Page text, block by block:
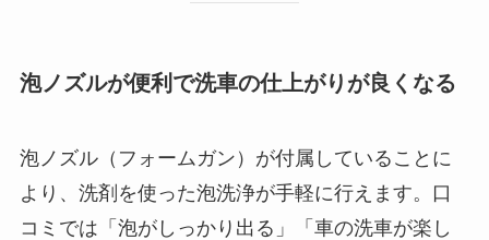
泡ノズルが便利で洗車の仕上がりが良くなる
泡ノズル（フォームガン）が付属していることに
より、洗剤を使った泡洗浄が手軽に行えます。口
コミでは「泡がしっかり出る」「車の洗車が楽し